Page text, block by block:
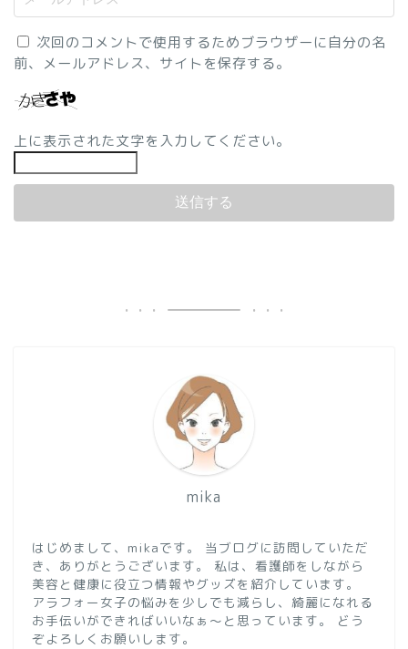
次回のコメントで使用するためブラウザーに自分の名
前、メールアドレス、サイトを保存する。
上に表示された文字を入力してください。
mika
はじめまして、mikaです。 当ブログに訪問していただ
き、ありがとうございます。 私は、看護師をしながら
美容と健康に役立つ情報やグッズを紹介しています。
アラフォー女子の悩みを少しでも減らし、綺麗になれる
お手伝いができればいいなぁ～と思っています。 どう
ぞよろしくお願いします。